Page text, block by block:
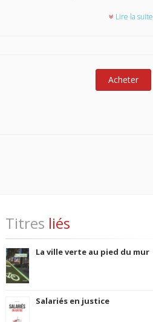
scientifique.
Lire la suite
Acheter
Titres liés
La ville verte au pied du mur
Salariés en justice